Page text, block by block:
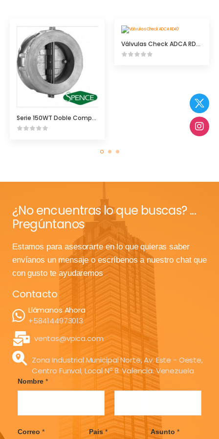
Serie 150WT Doble Compuerta
Válvulas Check ADCA RD40
¿No encuentras lo que buscas? ...
Pregúntanos
Estamos para asesorarte en lo que quieras saber
envíanos un mensaje o escríbenos a nuestro chat que
con gusto te ayudaremos
Contacto
Llámanos Ahora
+584144973013
ventas@vpica.com
Zona Industrial Municipal Norte, Av. Este - Oeste,
Centro Funval, Local Nº 8. Valencia. Venezuela
Nombre *
r
L
a
s
Correo * Pais* Asunto *